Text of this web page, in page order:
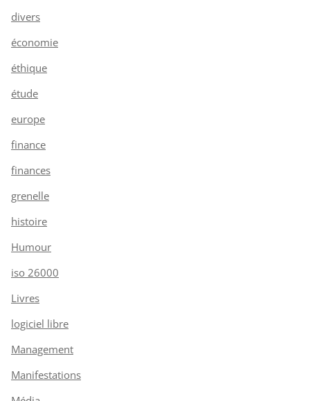
divers
économie
éthique
étude
europe
finance
finances
grenelle
histoire
Humour
iso 26000
Livres
logiciel libre
Management
Manifestations